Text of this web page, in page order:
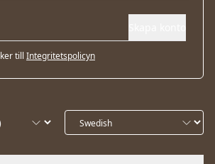
till Integritetspolicyn